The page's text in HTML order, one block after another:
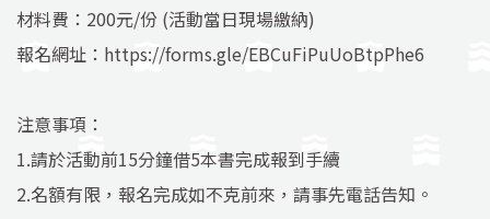
材料費：200元/份 (活動當日現場繳納)
報名網址： https://forms.gle/EBCuFiPuUoBtpPhe6
注意事項：
1.請於活動前15分鐘借5本書完成報到手續
2.名額有限，報名完成如不克前來，請事先電話告知。